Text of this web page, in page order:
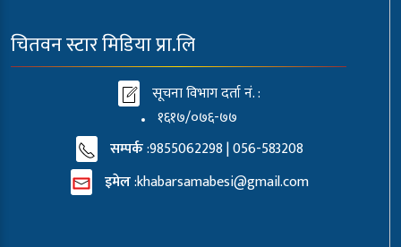
चितवन स्टार मिडिया प्रा.लि
सूचना विभाग दर्ता नं. :
१६१७/०७६-७७
सम्पर्क:9855062298 | 056-583208
इमेल:khabarsamabesi@gmail.com